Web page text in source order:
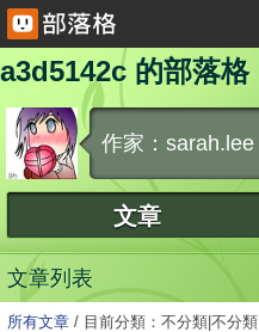
a3d5142c 的部落格
作家：sarah.lee
文章
文章列表
所有文章 / 目前分類：不分類|不分類